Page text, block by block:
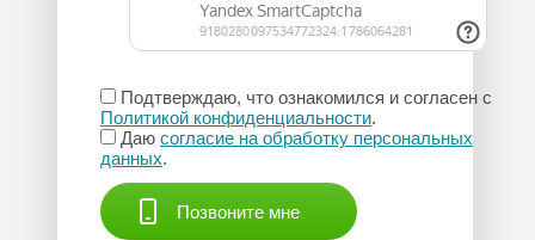
Подтверждаю, что ознакомился и согласен с
Политикой конфиденциальности.
Даю согласие на обработку персональных
данных.
Позвоните мне